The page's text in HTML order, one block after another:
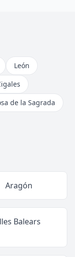
León
de la Sagrada
Aragón
Balears